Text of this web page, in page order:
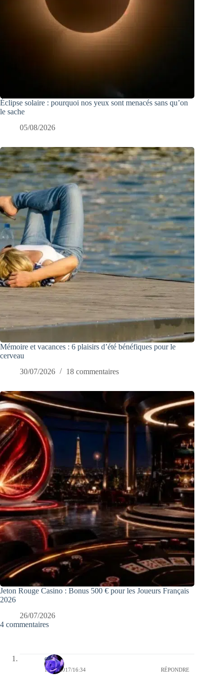
Éclipse solaire : pourquoi nos yeux sont menacés sans qu’on
le sache
05/08/2026
Mémoire et vacances : 6 plaisirs d’été bénéfiques pour le
cerveau
30/07/2026
18 commentaires
Jeton Rouge Casino : Bonus 500 € pour les Joueurs Français
2026
26/07/2026
4 commentaires
covix
11/05/2017/16:34 RÉPONDRE